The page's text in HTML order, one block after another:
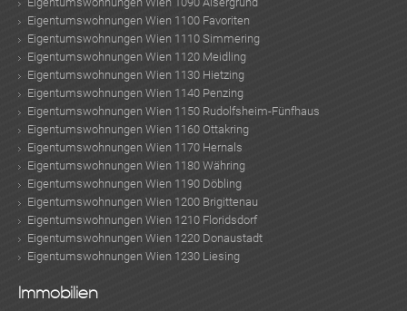
Eigentumswohnungen Wien 1100 Favoriten
Eigentumswohnungen Wien 1110 Simmering
Eigentumswohnungen Wien 1120 Meidling
Eigentumswohnungen Wien 1130 Hietzing
Eigentumswohnungen Wien 1140 Penzing
Eigentumswohnungen Wien 1150 Rudolfsheim-Fünfhaus
Eigentumswohnungen Wien 1160 Ottakring
Eigentumswohnungen Wien 1170 Hernals
Eigentumswohnungen Wien 1180 Währing
Eigentumswohnungen Wien 1190 Döbling
Eigentumswohnungen Wien 1200 Brigittenau
Eigentumswohnungen Wien 1210 Floridsdorf
Eigentumswohnungen Wien 1220 Donaustadt
Eigentumswohnungen Wien 1230 Liesing
Immobilien